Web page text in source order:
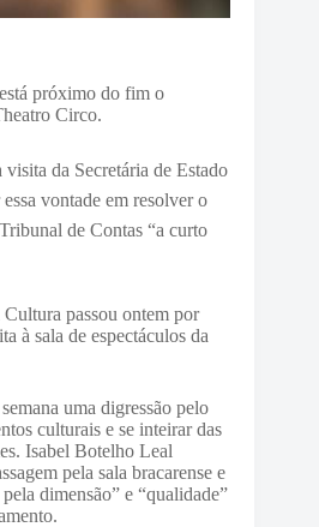
próximo do fim o
Circo.
da Secretária de Estado
vontade em resolver o
de Contas “a curto
passou ontem por
à sala de espectáculos da
uma digressão pelo
culturais e se inteirar das
Isabel Botelho Leal
pela sala bracarense e
dimensão” e “qualidade”